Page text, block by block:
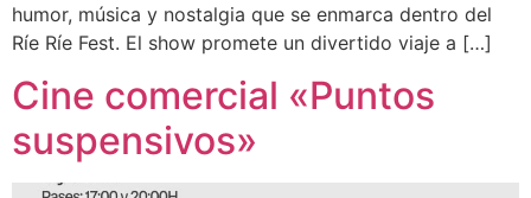
humor, música y nostalgia que se enmarca dentro del
Ríe Ríe Fest. El show promete un divertido viaje a […]
Cine comercial «Puntos
suspensivos»